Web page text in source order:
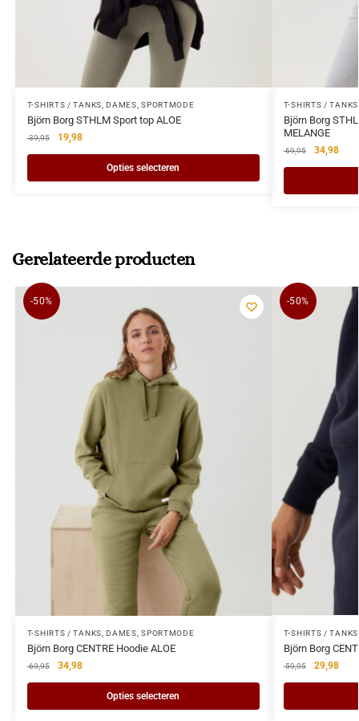
T-SHIRTS / TANKS ,DAMES ,SPORTMODE
Björn Borg STHLM Sport top ALOE
39,95 19,98
Opties selecteren
T-SHIRTS / TANKS
Björn Borg
MELANGE
69,95 34,98
Gerelateerde producten
-50%
T-SHIRTS / TANKS ,DAMES ,SPORTMODE
Björn Borg CENTRE Hoodie ALOE
69,95 34,98
Opties selecteren
-50%
T-SHIRTS / TANKS
Björn Borg
59,95 29,98